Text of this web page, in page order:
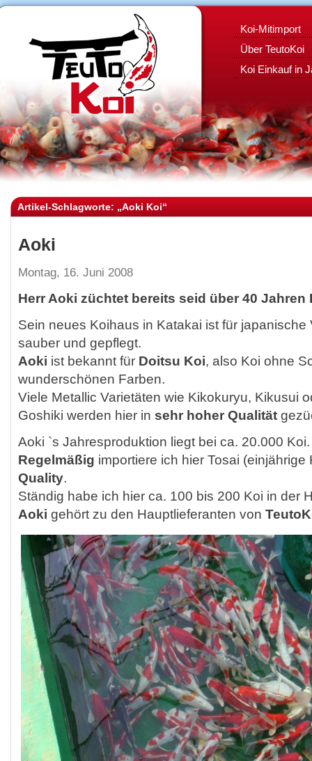
Koi-Mitimport
Über TeutoKoi
Koi Einkauf in
Artikel-Schlagworte: „Aoki Koi“
Aoki
Montag, 16. Juni 2008
Herr Aoki züchtet bereits seid über 40 Jahren
Sein neues Koihaus in Katakai ist für japanische
sauber und gepflegt.
Aoki ist bekannt für Doitsu Koi, also Koi ohne
wunderschönen Farben.
Viele Metallic Varietäten wie Kikokuryu, Kikusui
Goshiki werden hier in sehr hoher Qualität
Aoki `s Jahresproduktion liegt bei ca. 20.000 Koi.
Regelmäßig importiere ich hier Tosai (einjährige
Quality.
Ständig habe ich hier ca. 100 bis 200 Koi in der
Aoki gehört zu den Hauptlieferanten von